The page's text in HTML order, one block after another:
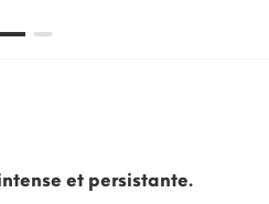
et persistante.